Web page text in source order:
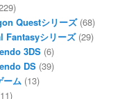
Questシリーズ(68)
Fantasyシリーズ(29)
3DS(6)
DS(39)
ーム (13)